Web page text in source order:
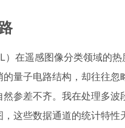
）在遥感图像分类领域的
量子电路结构，却往往忽
参差不齐。我在处理多
，这些数据通道的统计特